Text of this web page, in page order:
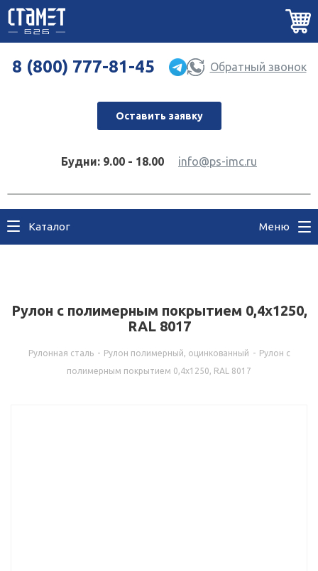
8 (800) 777-81-45 Обратный звонок
Оставить заявку
Будни: 9.00 - 18.00 info@ps-imc.ru
Каталог Меню
Рулон с полимерным покрытием 0,4х1250,
RAL 8017
Рулонная сталь - Рулон полимерный, оцинкованный - Рулон с
полимерным покрытием 0,4х1250, RAL 8017